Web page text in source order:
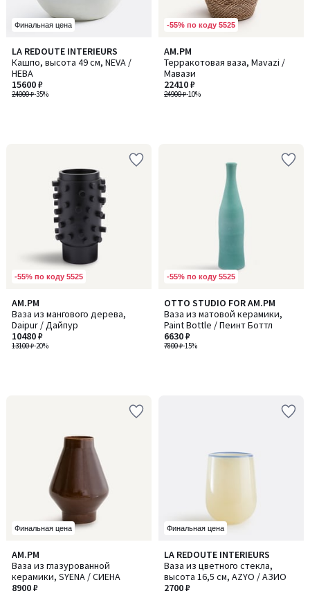
Финальная цена
LA REDOUTE INTERIEURS
Кашпо, высота 49 см, NEVA /
НЕВА
24000 ₽-35%
15600 ₽
-55% по коду 5525
AM.PM
Терракотовая ваза, Mavazi /
Мавази
24900 ₽-10%
22410 ₽
-55% по коду 5525
AM.PM
Ваза из мангового дерева,
Daipur / Дайпур
13100 ₽-20%
10480 ₽
-55% по коду 5525
OTTO STUDIO FOR AM.PM
Ваза из матовой керамики,
Paint Bottle / Пеинт Боттл
7800 ₽-15%
6630 ₽
Финальная цена
AM.PM
Ваза из глазурованной
керамики, SYENA / СИЕНА
8900 ₽
Финальная цена
LA REDOUTE INTERIEURS
Ваза из цветного стекла,
высота 16,5 см, AZYO / АЗИО
2700 ₽
4
/
5